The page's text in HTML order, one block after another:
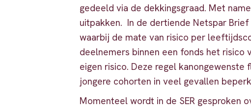
gedeeld via de dekkingsgraad. Met
uitpakken. In de dertiende Netspar Brief
waarbij de mate van risico per
deelnemers binnen een fonds het risico
eigen risico. Deze regel
jongere cohorten in veel gevallen
Momenteel wordt in de SER gesproken